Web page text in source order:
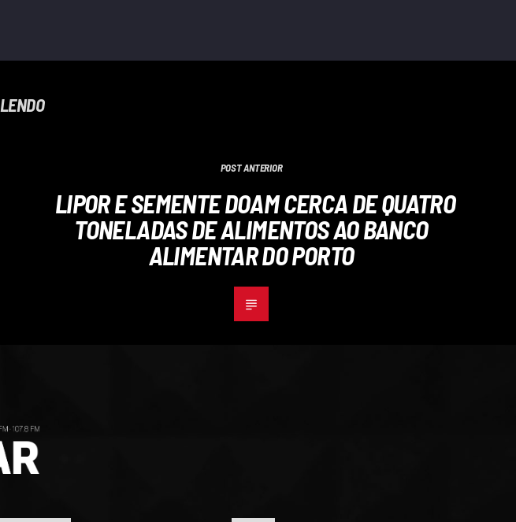
POST ANTERIOR
LIPOR E SEMENTE DOAM CERCA DE QUATRO
TONELADAS DE ALIMENTOS AO BANCO
ALIMENTAR DO PORTO